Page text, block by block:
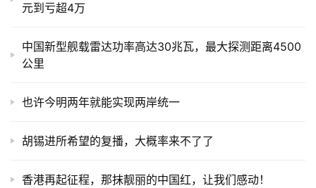
元到亏超4万
中国新型舰载雷达功率高达30兆瓦，最大探测距离4500
公里
也许今明两年就能实现两岸统一
胡锡进所希望的复播，大概率来不了了
香港再起征程，那抹靓丽的中国红，让我们感动！